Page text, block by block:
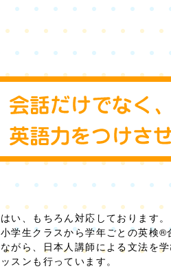
はい、もちろん対応しております。
小学生クラスから学年ごとの英検
ながら、日本人講師による文法を
ッスンも行っています。